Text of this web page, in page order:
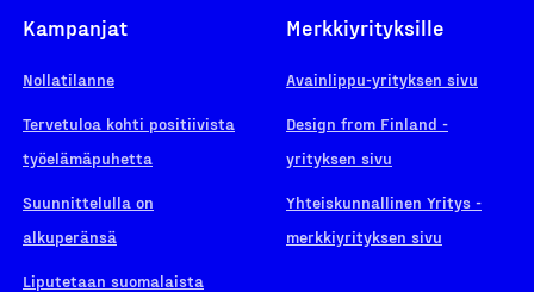
Kampanjat
Nollatilanne
Tervetuloa kohti positiivista
työelämäpuhetta
Suunnittelulla on
alkuperänsä
Liputetaan suomalaista
Merkkiyrityksille
Avainlippu-yrityksen sivu
Design from Finland -
yrityksen sivu
Yhteiskunnallinen Yritys -
merkkiyrityksen sivu